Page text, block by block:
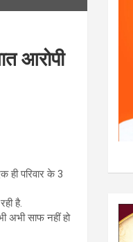
आरोपी
ही परिवार के 3
है.
अभी साफ नहीं हो